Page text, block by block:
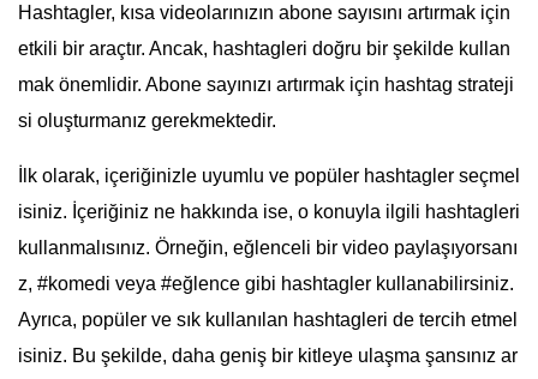
Hashtagler, kısa videolarınızın abone sayısını artırmak için
etkili bir araçtır. Ancak, hashtagleri doğru bir şekilde kullan
mak önemlidir. Abone sayınızı artırmak için hashtag strateji
si oluşturmanız gerekmektedir.
İlk olarak, içeriğinizle uyumlu ve popüler hashtagler seçmel
isiniz. İçeriğiniz ne hakkında ise, o konuyla ilgili hashtagleri
kullanmalısınız. Örneğin, eğlenceli bir video paylaşıyorsanı
z, #komedi veya #eğlence gibi hashtagler kullanabilirsiniz.
Ayrıca, popüler ve sık kullanılan hashtagleri de tercih etmel
isiniz. Bu şekilde, daha geniş bir kitleye ulaşma şansınız ar